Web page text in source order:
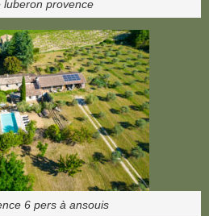
luberon provence
6 pers à ansouis